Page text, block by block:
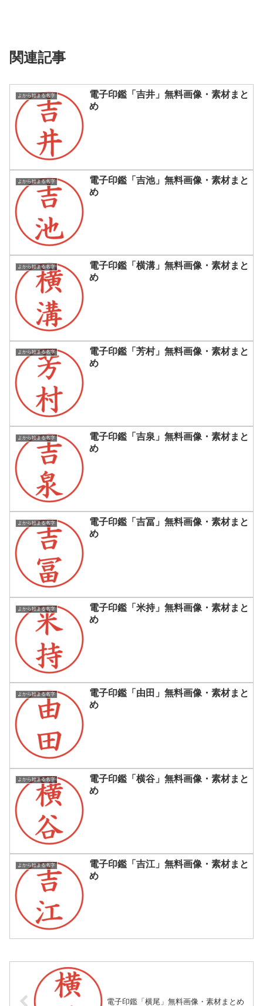
関連記事
よから始まる名字
電子印鑑「吉井」無料画像・素材まと
め
よから始まる名字
電子印鑑「吉池」無料画像・素材まと
め
よから始まる名字
電子印鑑「横溝」無料画像・素材まと
め
よから始まる名字
電子印鑑「芳村」無料画像・素材まと
め
よから始まる名字
電子印鑑「吉泉」無料画像・素材まと
め
よから始まる名字
電子印鑑「吉冨」無料画像・素材まと
め
よから始まる名字
電子印鑑「米持」無料画像・素材まと
め
よから始まる名字
電子印鑑「由田」無料画像・素材まと
め
よから始まる名字
電子印鑑「横谷」無料画像・素材まと
め
よから始まる名字
電子印鑑「吉江」無料画像・素材まと
め
電子印鑑「横尾」無料画像・素材まとめ